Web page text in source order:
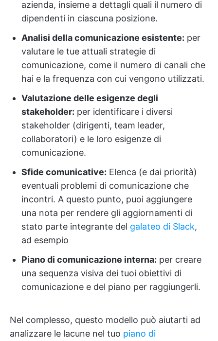
azienda, insieme a dettagli quali il numero di
dipendenti in ciascuna posizione.
Analisi della comunicazione esistente: per
valutare le tue attuali strategie di
comunicazione, come il numero di canali che
hai e la frequenza con cui vengono utilizzati.
Valutazione delle esigenze degli
stakeholder: per identificare i diversi
stakeholder (dirigenti, team leader,
collaboratori) e le loro esigenze di
comunicazione.
Sfide comunicative: Elenca (e dai priorità)
eventuali problemi di comunicazione che
incontri. A questo punto, puoi aggiungere
una nota per rendere gli aggiornamenti di
stato parte integrante del galateo di Slack,
ad esempio
Piano di comunicazione interna: per creare
una sequenza visiva dei tuoi obiettivi di
comunicazione e del piano per raggiungerli.
Nel complesso, questo modello può aiutarti ad
analizzare le lacune nel tuo piano di